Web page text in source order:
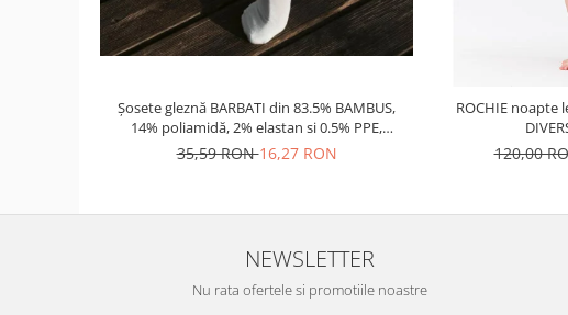
Șosete gleznă BARBATI din 83.5% BAMBUS,
14% poliamidă, 2% elastan si 0.5% PPE,
grosime medie
35,59 RON16,27 RON
ROCHIE noapte
120,00
NEWSLETTER
Nu rata ofertele si promotiile noastre